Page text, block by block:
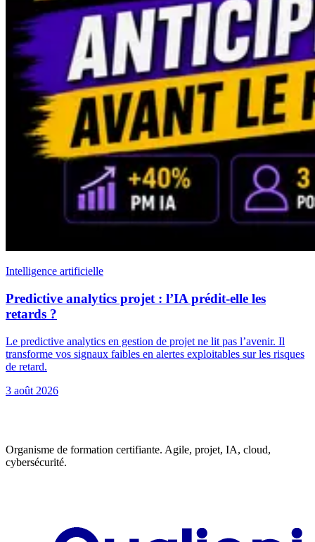
Intelligence artificielle
Predictive analytics projet : l’IA prédit-elle les
retards ?
Le predictive analytics en gestion de projet ne lit pas l’avenir. Il
transforme vos signaux faibles en alertes exploitables sur les risques
de retard.
3 août 2026
Organisme de formation certifiante. Agile, projet, IA, cloud,
cybersécurité.